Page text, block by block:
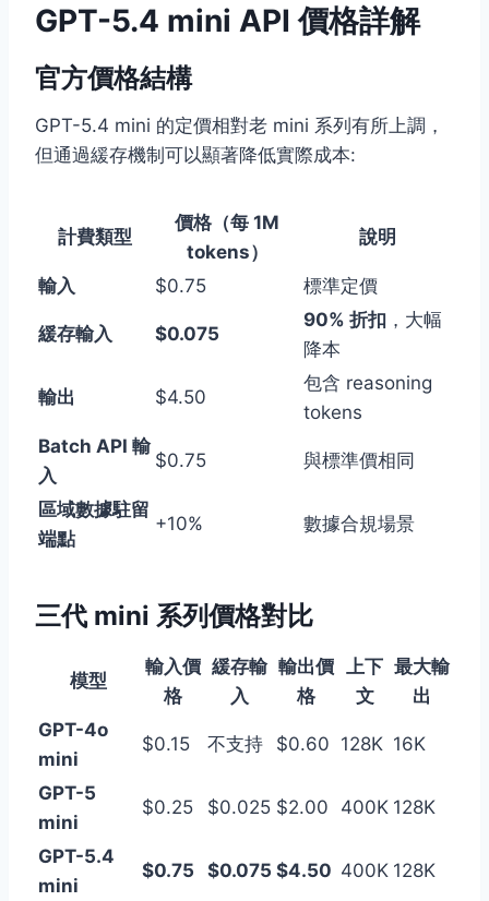
GPT-5.4 mini API 價格詳解
官方價格結構
GPT-5.4 mini 的定價相對老 mini 系列有所上調，
但通過緩存機制可以顯著降低實際成本:
計費類型
價格（每 1M
tokens）
說明
輸入 $0.75 標準定價
緩存輸入 $0.075
90% 折扣 ，大幅
降本
輸出 $4.50
包含 reasoning
tokens
Batch API 輸
入
$0.75 與標準價相同
區域數據駐留
端點
+10% 數據合規場景
三代 mini 系列價格對比
模型
輸入價
格
緩存輸
入
輸出價
格
上下
文
最大輸
出
GPT-4o
mini
$0.15 不支持 $0.60 128K 16K
GPT-5
mini
$0.25 $0.025 $2.00 400K 128K
GPT-5.4
mini
$0.75 $0.075 $4.50 400K 128K